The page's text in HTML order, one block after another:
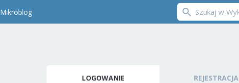
Mikroblog
LOGOWANIE REJESTRACJA